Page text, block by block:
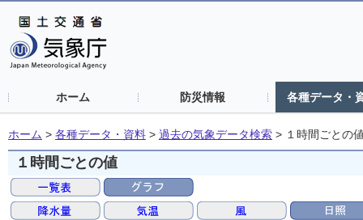
ホーム 防災情報 各種データ・
ホーム > 各種データ・資料 > 過去の気象データ検索 > １時間ごとの
１時間ごとの値